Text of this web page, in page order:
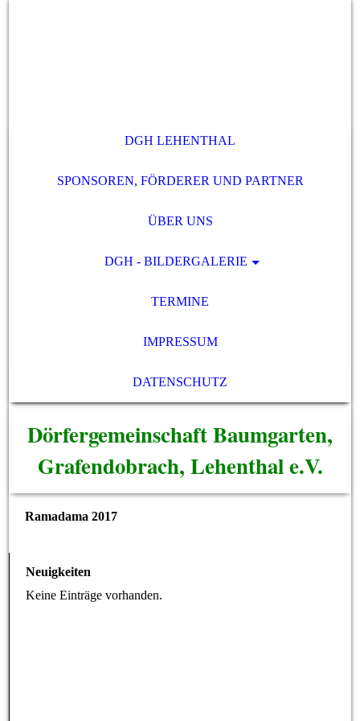
DGH LEHENTHAL
SPONSOREN, FÖRDERER UND PARTNER
ÜBER UNS
DGH - BILDERGALERIE
TERMINE
IMPRESSUM
DATENSCHUTZ
Dörfergemeinschaft Baumgarten,
Grafendobrach, Lehenthal e.V.
Ramadama 2017
Neuigkeiten
Keine Einträge vorhanden.